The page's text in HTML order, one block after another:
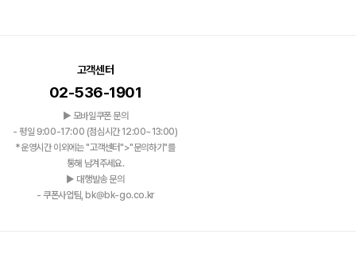
고객센터
02-536-1901
▶ 모바일쿠폰 문의
- 평일 9:00-17:00 (점심시간 12:00~13:00)
*운영시간 이외에는 "고객센터">"문의하기"를
통해 남겨주세요.
▶ 대행발송 문의
- 쿠폰사업팀, bk@bk-go.co.kr